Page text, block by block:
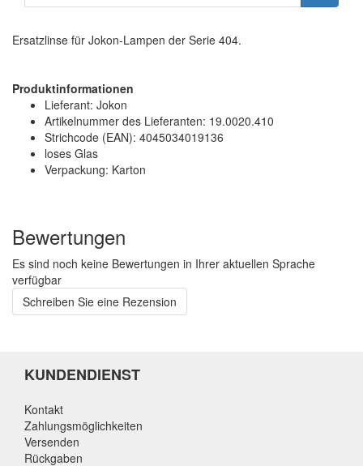
Ersatzlinse für Jokon-Lampen der Serie 404.
Produktinformationen
Lieferant: Jokon
Artikelnummer des Lieferanten: 19.0020.410
Strichcode (EAN): 4045034019136
loses Glas
Verpackung: Karton
Bewertungen
Es sind noch keine Bewertungen in Ihrer aktuellen Sprache
verfügbar
Schreiben Sie eine Rezension
KUNDENDIENST
Kontakt
Zahlungsmöglichkeiten
Versenden
Rückgaben